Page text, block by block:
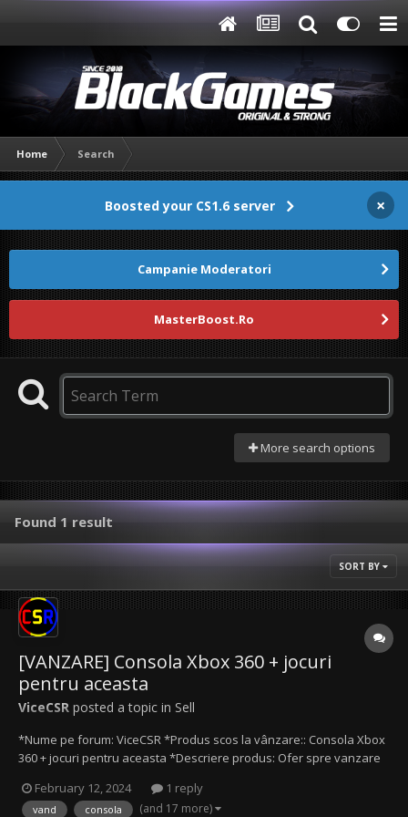
Home Search
Boosted your CS1.6 server ×
Campanie Moderatori
MasterBoost.Ro
More search options
Found 1 result
SORT BY
[VANZARE] Consola Xbox 360 + jocuri
pentru aceasta
ViceCSR posted a topic in Sell
*Nume pe forum: ViceCSR *Produs scos la vânzare:: Consola Xbox
360 + jocuri pentru aceasta *Descriere produs: Ofer spre vanzare
Consola a fost achizitionata din Germania, alaturi de jocuri si se
afla in stare buna. *Modalitate...
February 12, 2024 1 reply
vand consola (and 17 more)